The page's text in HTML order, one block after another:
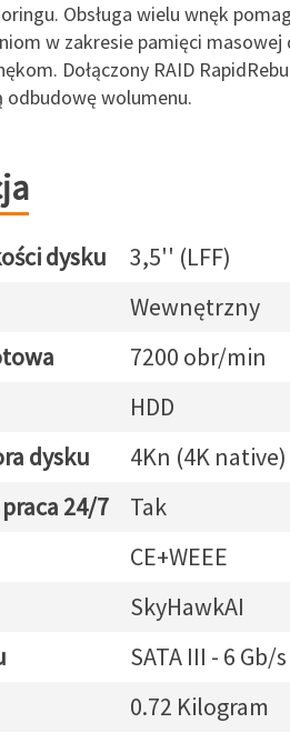
Obsługa wielu wnęk
w zakresie pamięci masowej
Dołączony RAID
odbudowę wolumenu.
dysku
3,5'' (LFF)
Wewnętrzny
7200 obr/min
HDD
dysku
4Kn (4K native)
24/7
Tak
CE+WEEE
SkyHawkAI
SATA III - 6 Gb/s
0.72 Kilogram